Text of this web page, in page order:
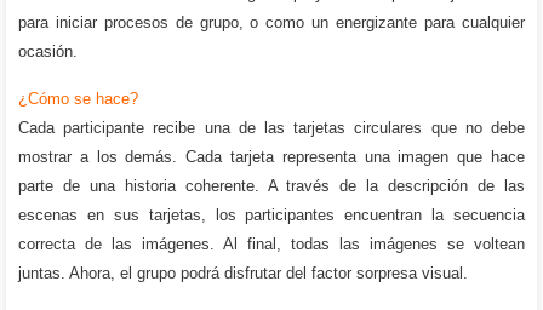
para iniciar procesos de grupo, o como un energizante para cualquier
ocasión.
¿Cómo se hace?
Cada participante recibe una de las tarjetas circulares que no debe
mostrar a los demás. Cada tarjeta representa una imagen que hace
parte de una historia coherente. A través de la descripción de las
escenas en sus tarjetas, los participantes encuentran la secuencia
correcta de las imágenes. Al final, todas las imágenes se voltean
juntas. Ahora, el grupo podrá disfrutar del factor sorpresa visual.